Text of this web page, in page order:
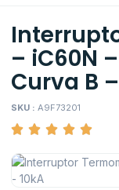
– iC60N
Curva B
SKU : A9F73201